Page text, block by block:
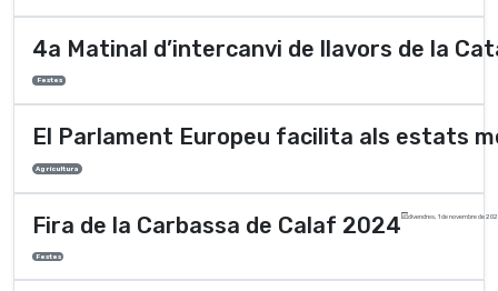
4a Matinal d’intercanvi de llavors de la
Festes
El Parlament Europeu facilita als estats
Agricultura
Fira de la Carbassa de Calaf 2024 divendres, 1 de novembre de
Festes